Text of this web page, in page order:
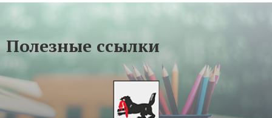
Полезные ссылки